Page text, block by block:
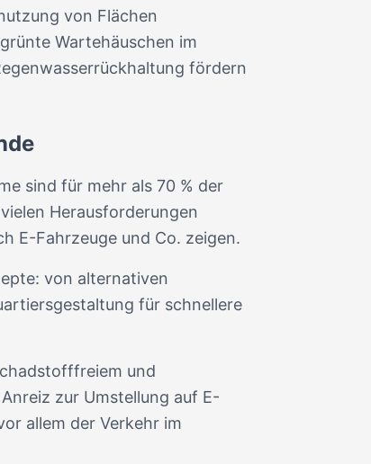
von Flächen
Wartehäuschen im
fördern
sind für mehr als 70 % der
Herausforderungen
E-Fahrzeuge und Co. zeigen.
von alternativen
für schnellere
und
zur Umstellung auf E-
allem der Verkehr im